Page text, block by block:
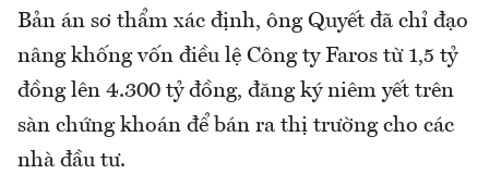
Bản án sơ thẩm xác định, ông Quyết đã chỉ đạo
nâng khống vốn điều lệ Công ty Faros từ 1,5 tỷ
đồng lên 4.300 tỷ đồng, đăng ký niêm yết trên
sàn chứng khoán để bán ra thị trường cho các
nhà đầu tư.